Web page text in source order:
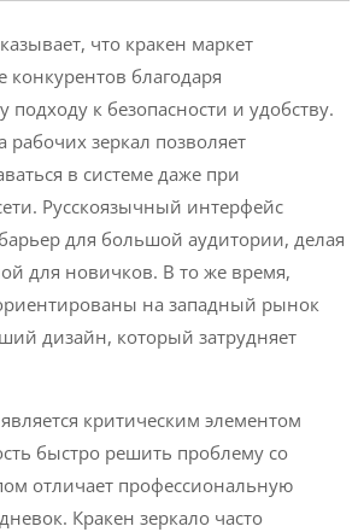
что кракен маркет
конкурентов благодаря
подходу к безопасности и удобству.
зеркал позволяет
в системе даже при
Русскоязычный интерфейс
для большой аудитории, делая
для новичков. В то же время,
на западный рынок
дизайн, который затрудняет
критическим элементом
быстро решить проблему со
отличает профессиональную
Кракен зеркало часто